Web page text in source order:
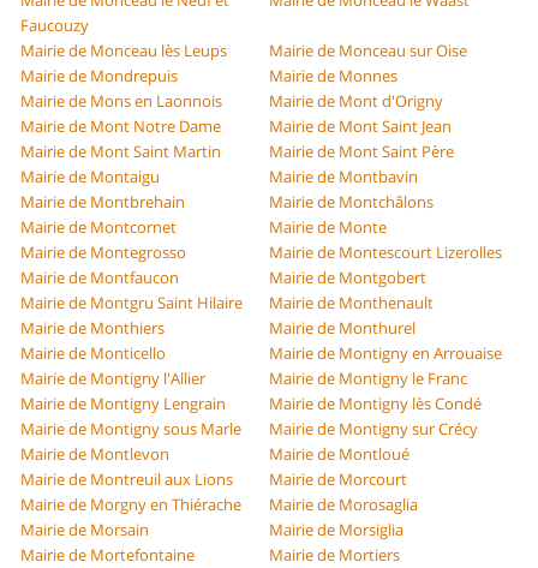
Faucouzy
Mairie de Monceau lès Leups
Mairie de Monceau sur Oise
Mairie de Mondrepuis
Mairie de Monnes
Mairie de Mons en Laonnois
Mairie de Mont d'Origny
Mairie de Mont Notre Dame
Mairie de Mont Saint Jean
Mairie de Mont Saint Martin
Mairie de Mont Saint Père
Mairie de Montaigu
Mairie de Montbavin
Mairie de Montbrehain
Mairie de Montchâlons
Mairie de Montcornet
Mairie de Monte
Mairie de Montegrosso
Mairie de Montescourt Lizerolles
Mairie de Montfaucon
Mairie de Montgobert
Mairie de Montgru Saint Hilaire
Mairie de Monthenault
Mairie de Monthiers
Mairie de Monthurel
Mairie de Monticello
Mairie de Montigny en Arrouaise
Mairie de Montigny l'Allier
Mairie de Montigny le Franc
Mairie de Montigny Lengrain
Mairie de Montigny lès Condé
Mairie de Montigny sous Marle
Mairie de Montigny sur Crécy
Mairie de Montlevon
Mairie de Montloué
Mairie de Montreuil aux Lions
Mairie de Morcourt
Mairie de Morgny en Thiérache
Mairie de Morosaglia
Mairie de Morsain
Mairie de Morsiglia
Mairie de Mortefontaine
Mairie de Mortiers